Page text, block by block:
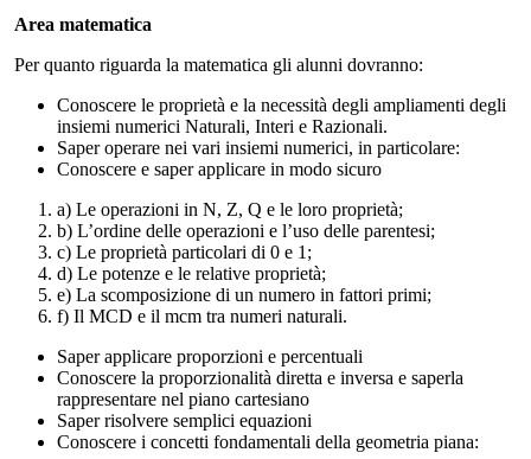
Area matematica
Per quanto riguarda la matematica gli alunni dovranno:
Conoscere le proprietà e la necessità degli ampliamenti degli
insiemi numerici Naturali, Interi e Razionali.
Saper operare nei vari insiemi numerici, in particolare:
Conoscere e saper applicare in modo sicuro
a) Le operazioni in N, Z, Q e le loro proprietà;
b) L’ordine delle operazioni e l’uso delle parentesi;
c) Le proprietà particolari di 0 e 1;
d) Le potenze e le relative proprietà;
e) La scomposizione di un numero in fattori primi;
f) Il MCD e il mcm tra numeri naturali.
Saper applicare proporzioni e percentuali
Conoscere la proporzionalità diretta e inversa e saperla
rappresentare nel piano cartesiano
Saper risolvere semplici equazioni
Conoscere i concetti fondamentali della geometria piana: